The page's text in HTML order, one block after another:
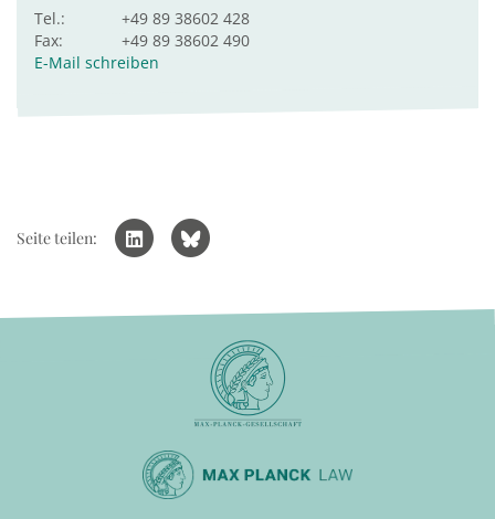
Tel.:
+49 89 38602 428
Fax:
+49 89 38602 490
E-Mail schreiben
Seite teilen: